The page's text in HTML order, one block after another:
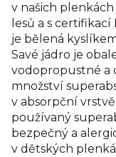
v našich plenkách
lesů a s
je bělená
Savé jádro je
vodopropustné a
množství
v absorpční
používaný
bezpečný a
v dětských